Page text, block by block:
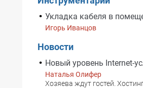
Укладка кабеля в
Игорь Иванцов
Новости
Новый уровень Internet-
Наталья Олифер
Хозяева ждут гостей.